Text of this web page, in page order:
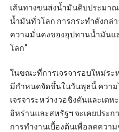
เส้นทางขนส่งน้ำมันดิบประมา
น้ำมันทั่วโลก การกระทำดังกล่
ความมั่นคงของอุปทานน้ำมันแ
โลก"
ในขณะที่การเจรจารอบใหม่ระ
มีกำหนดจัดขึ้นในวันพุธนี้ ควา
เจรจาระหว่างวอชิงตันและเต
อิหร่านและสหรัฐฯ จะเคยประ
การทำงานเบื้องต้นเพื่อลดควา